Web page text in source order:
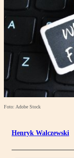
Foto: Adobe Stock
Henryk Walczewski